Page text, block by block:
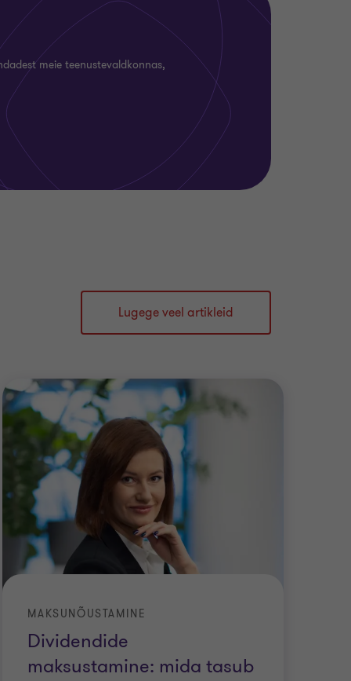
meie teenustevaldkonnas,
Lugege veel artikleid
Dividendide
maksustamine: mida tasub
MAKSUNÕUSTAMINE